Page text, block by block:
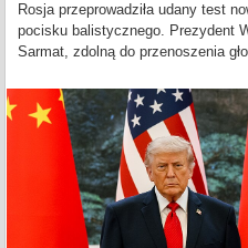
Rosja przeprowadziła udany test
pocisku balistycznego. Prezydent
Sarmat, zdolną do przenoszenia